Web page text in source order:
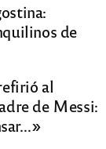
de
al
de Messi: